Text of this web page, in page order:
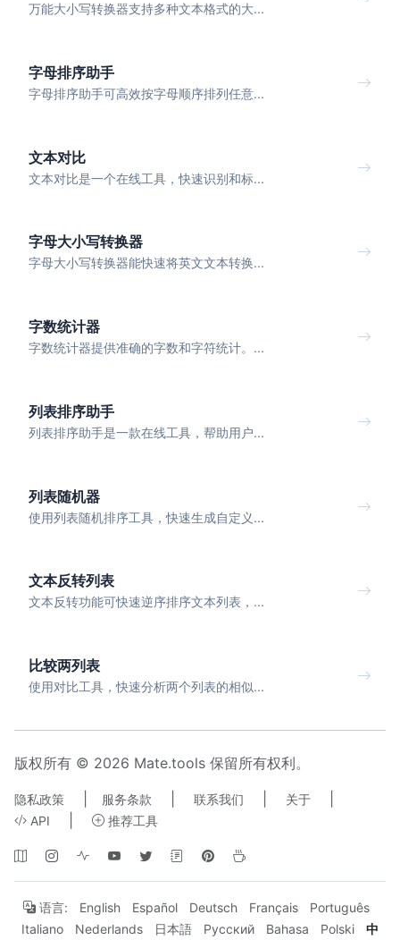
万能大小写转换器支持多种文本格式的大...
字母排序助手
字母排序助手可高效按字母顺序排列任意...
文本对比
文本对比是一个在线工具，快速识别和标...
字母大小写转换器
字母大小写转换器能快速将英文文本转换...
字数统计器
字数统计器提供准确的字数和字符统计。...
列表排序助手
列表排序助手是一款在线工具，帮助用户...
列表随机器
使用列表随机排序工具，快速生成自定义...
文本反转列表
文本反转功能可快速逆序排序文本列表，...
比较两列表
使用对比工具，快速分析两个列表的相似...
版权所有 © 2026 Mate.tools 保留所有权利。
隐私政策 服务条款 联系我们 关于
API 推荐工具
语言: English Español Deutsch Français
Português
Italiano
Nederlands 日本語 Русский Bahasa Polski 中